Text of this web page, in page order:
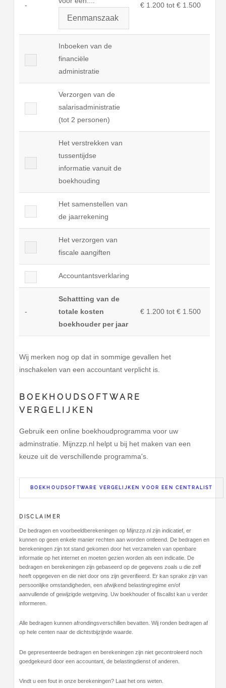
- € 1.200 tot € 1.500
Inboeken van de
financiële
administratie
Verzorgen van de
salarisadministratie
(tot 2 personen)
Het verstrekken van
tussentijdse
informatie vanuit de
boekhouding
Het samenstellen van
de jaarrekening
Het verzorgen van
fiscale aangiften
Accountantsverklaring
-
Schattting van de
totale kosten
boekhouder per jaar
€ 1.200 tot € 1.500
Wij merken nog op dat in sommige gevallen het
inschakelen van een accountant verplicht is.
BOEKHOUDSOFTWARE
VERGELIJKEN
Gebruik een online boekhoudprogramma voor uw
adminstratie. Mijnzzp.nl helpt u bij het maken van een
keuze uit de verschillende programma's.
BOEKHOUDSOFTWARE VERGELIJKEN VOOR EEN CENTRALIST
DISCLAIMER
De bedragen en voorbeeldberekeningen op Mijnzzp.nl zijn indicatief, er
kunnen op geen enkele manier rechten aan worden ontleend. De bedragen en
berekeningen zijn tot stand gekomen door het verzamelen van openbare
informatie op het internet en moeten gezien worden als een indicatie. De
bedragen en berekeningen zijn gebaseerd op de gegevens zoals u die zelf
heeft opgegeven en die niet door ons zijn geverifieerd. Er kan sprake zijn van
persoonlijke omstandigheden, een afwijkend belastingregime en/of
aanvullende of gewijzigde wetgeving. Uw boekhouder of fiscalist kan u verder
informeren.
Alle bedragen kunnen afrondingsverschillen bevatten. Wij ronden bedragen af
op hele centen naar de dichtstbijzijnde waarde.
De gepresenteerde bedragen en berekeningen zijn niet gecontroleerd noch
goedgekeurd door een accountant, de belastingdienst of anderen.
Vindt u een fout in onze berekeningen? Laat het ons weten.